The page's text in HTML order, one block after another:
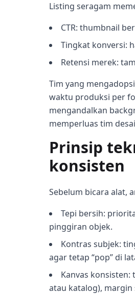
Listing seragam
CTR: thumbnail
Tingkat konversi:
Retensi merek:
Tim yang
waktu produksi per
mengandalkan
memperluas tim
Prinsip
konsisten
Sebelum bicara alat,
Tepi bersih:
pinggiran objek.
Kontras subjek:
agar tetap “pop” di
Kanvas
atau katalog),